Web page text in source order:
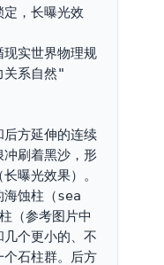
，长曝光效
实世界物理规
关系自然"
方延伸的连续
冲刷着黑沙，形
曝光效果）。
海蚀柱（sea
（参考图片中
个更小的、不
个石柱群。后方